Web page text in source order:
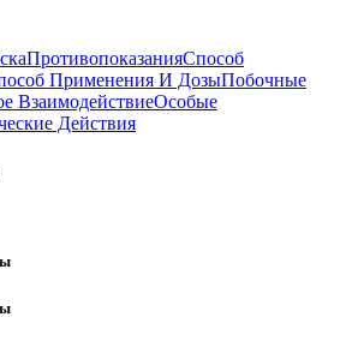
ПротивопоказанияСпособ
Применения И ДозыПобочные
ВзаимодействиеОсобые
Действия